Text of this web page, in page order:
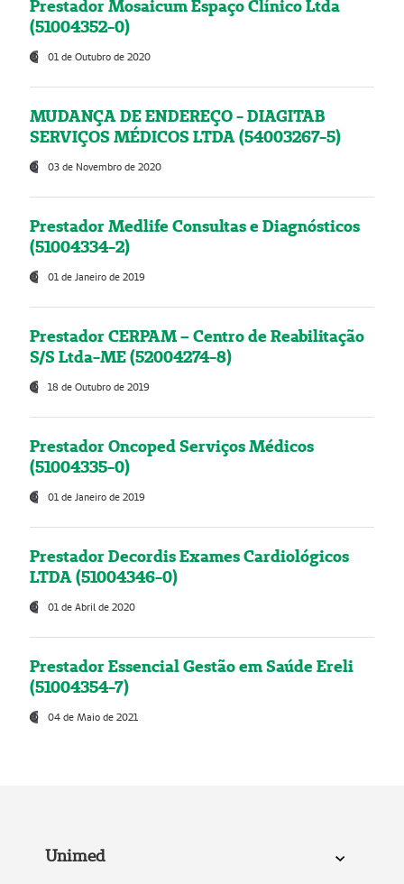
Prestador Mosaicum Espaço Clínico Ltda
(51004352-0)
01 de Outubro de 2020
MUDANÇA DE ENDEREÇO - DIAGITAB
SERVIÇOS MÉDICOS LTDA (54003267-5)
03 de Novembro de 2020
Prestador Medlife Consultas e Diagnósticos
(51004334-2)
01 de Janeiro de 2019
Prestador CERPAM – Centro de Reabilitação
S/S Ltda-ME (52004274-8)
18 de Outubro de 2019
Prestador Oncoped Serviços Médicos
(51004335-0)
01 de Janeiro de 2019
Prestador Decordis Exames Cardiológicos
LTDA (51004346-0)
01 de Abril de 2020
Prestador Essencial Gestão em Saúde Ereli
(51004354-7)
04 de Maio de 2021
Unimed